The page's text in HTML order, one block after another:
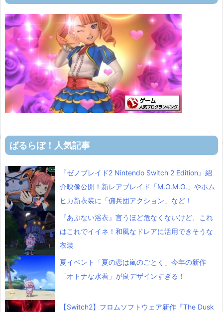
ばるらぼ！人気記事
『ゼノブレイド2 Nintendo Switch 2 Edition』紹
介映像公開！新レアブレイド「M.O.M.O.」やホム
ヒカ新衣装に「傭兵団アクション」など！
『あぶない浴衣』言うほど危なくないけど、これ
はこれでイイネ！和風なドレアに活用できそうな
衣装
夏イベント「夏の恋は嵐のごとく」今年の新作
「オトナな水着」が良デザインすぎる！
【Switch2】フロムソフトウェア新作『The Dusk